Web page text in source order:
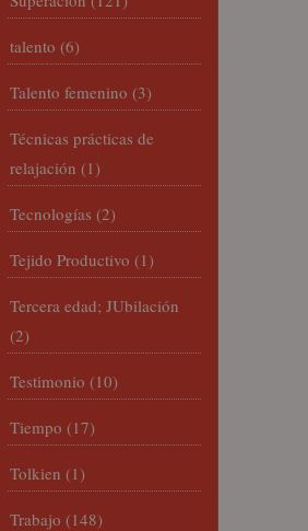
talento (6)
Talento femenino (3)
Técnicas prácticas de
relajación (1)
Tecnologías (2)
Tejido Productivo (1)
Tercera edad; JUbilación
(2)
Testimonio (10)
Tiempo (17)
Tolkien (1)
Trabajo (148)